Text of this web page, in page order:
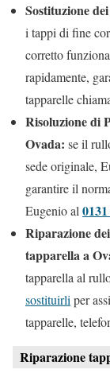
Sostituzione
i tappi di fine
corretto
rapidamente,
tapparelle
Risoluzione di
Ovada: se il
sede originale,
garantire il
Eugenio al
Riparazione
tapparella a
tapparella al
sostituirliper
tapparelle,
Riparazione